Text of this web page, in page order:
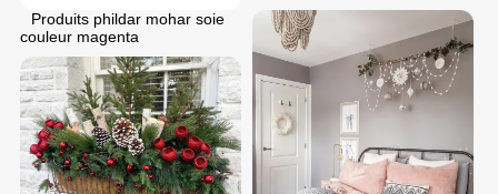
Produits phildar mohar soie
couleur magenta